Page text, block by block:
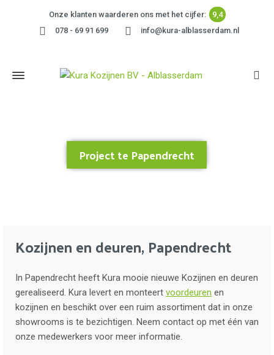
Onze klanten waarderen ons met het cijfer:
9,4
078 - 69 91 699
info@kura-alblasserdam.nl
Project te Papendrecht
Kozijnen en deuren, Papendrecht
In Papendrecht heeft Kura mooie nieuwe Kozijnen en deuren
gerealiseerd. Kura levert en monteert voordeuren en
kozijnen en beschikt over een ruim assortiment dat in onze
showrooms is te bezichtigen. Neem contact op met één van
onze medewerkers voor meer informatie.